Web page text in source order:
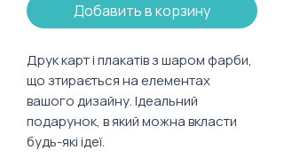
Добавить в корзину
Друк карт і плакатів з шаром фарби,
що зтирається на елементах
вашого дизайну. Ідеальний
подарунок, в який можна вкласти
будь-які ідеї.